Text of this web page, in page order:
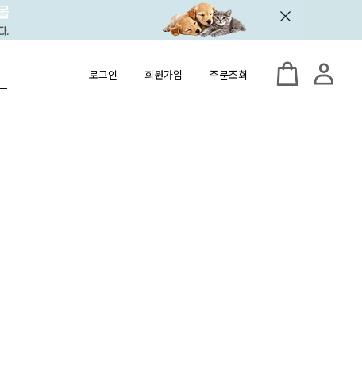
로그인 회원가입 주문조회